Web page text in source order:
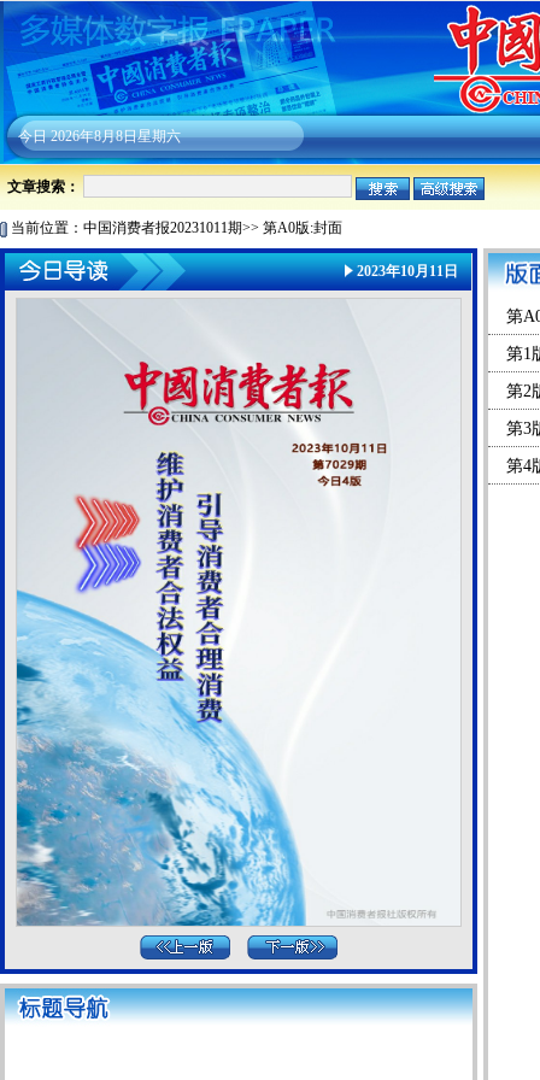
今日2026年8月8日星期六
文章搜索：
当前位置： 中国消费者报20231011期>> 第A0版:封面
2023年10月11日
第
第1
第2
第3
第4